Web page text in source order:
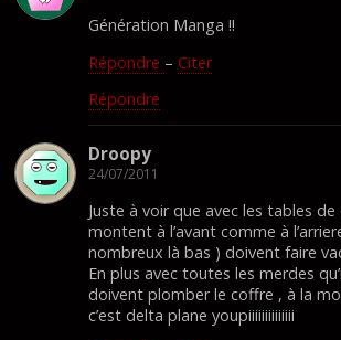
Génération Manga !!
Répondre – Citer
Répondre
Droopy
24/07/2011
Juste à voir que avec les tables de
montent à l’avant comme à
nombreux là bas ) doivent faire
En plus avec toutes les merdes
doivent plomber le coffre , à la
c’est delta plane youpiiiiiiiiiiiiii